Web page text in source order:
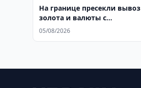
На границе пресекли вывоз
золота и валюты с
использованием детей
05/08/2026